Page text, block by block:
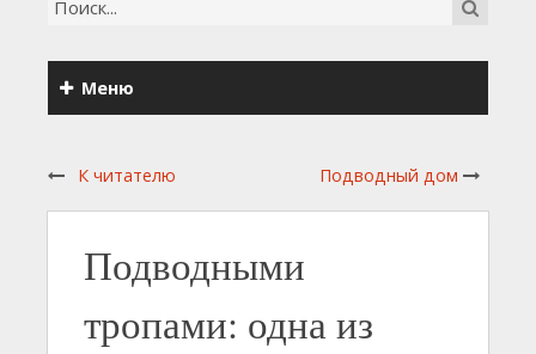
Меню
К читателю Подводный дом
Подводными
тропами: одна из